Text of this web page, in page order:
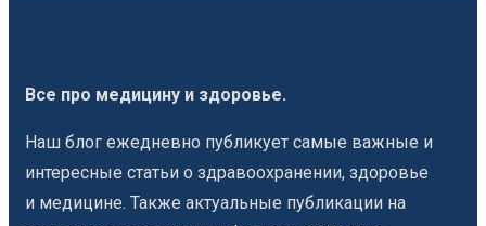
Все про медицину и здоровье.
Наш блог ежедневно публикует самые важные и
интересные статьи о здравоохранении, здоровье
и медицине. Также актуальные публикации на